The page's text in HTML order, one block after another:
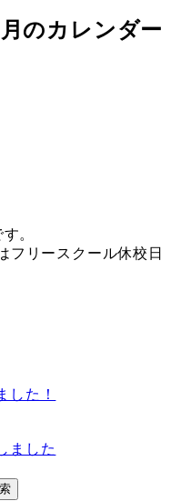
のカレンダー
。
フリースクール休校日
した！
ました